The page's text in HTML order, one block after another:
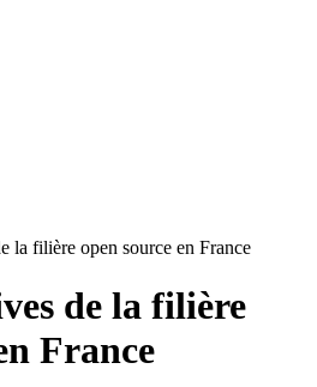
la filière open source en France
de la filière
France